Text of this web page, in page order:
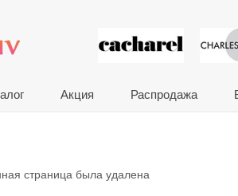
VIP
Акция Распродажа
страница была удалена